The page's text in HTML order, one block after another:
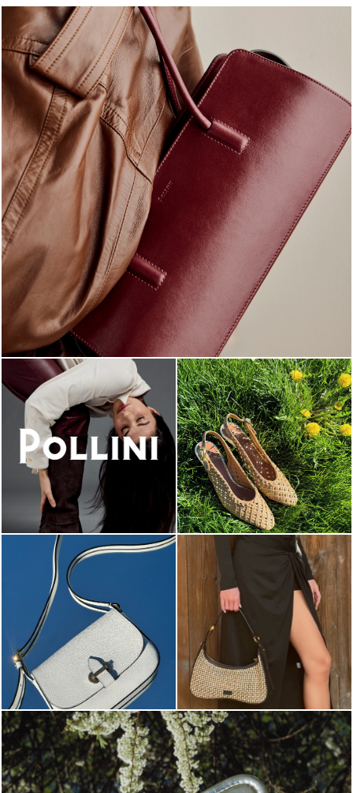
Classy, sassy, trendy - the new Pollini Lady Bag is ...